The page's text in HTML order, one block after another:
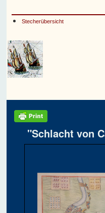
Stecherübersicht
"Schlacht von